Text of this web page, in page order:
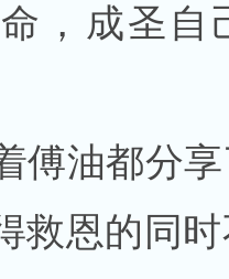
，成圣自
傅油都分享
救恩的同